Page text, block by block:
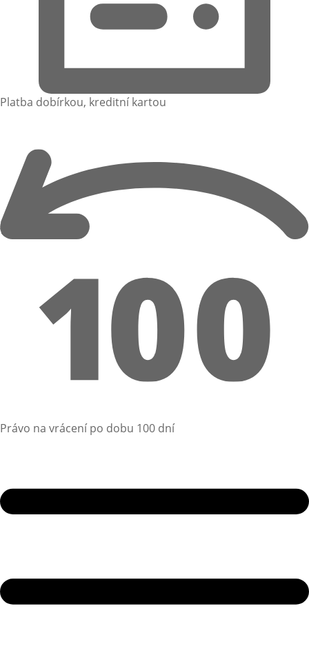
Platba dobírkou, kreditní kartou
Právo na vrácení po dobu 100 dní